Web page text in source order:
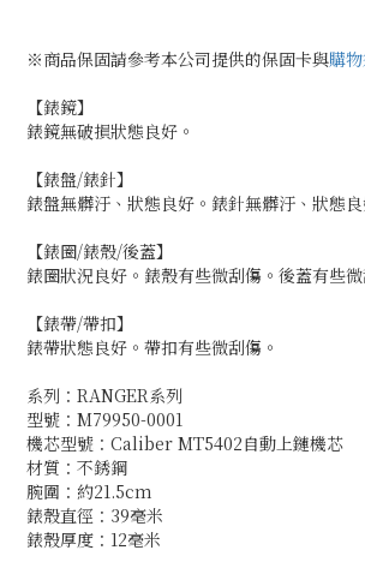
※商品保固請參考本公司提供的保固卡與購
【錶鏡】
錶鏡無破損狀態良好。
【錶盤/錶針】
錶盤無髒汙、狀態良好。錶針無髒汙、狀態良
【錶圈/錶殼/後蓋】
錶圈狀況良好。錶殼有些微刮傷。後蓋有些微
【錶帶/帶扣】
錶帶狀態良好。帶扣有些微刮傷。
系列：RANGER系列
型號：M79950-0001
機芯型號：Caliber MT5402自動上鏈機芯
材質：不銹鋼
腕圍：約21.5cm
錶殼直徑：39毫米
錶殼厚度：12毫米